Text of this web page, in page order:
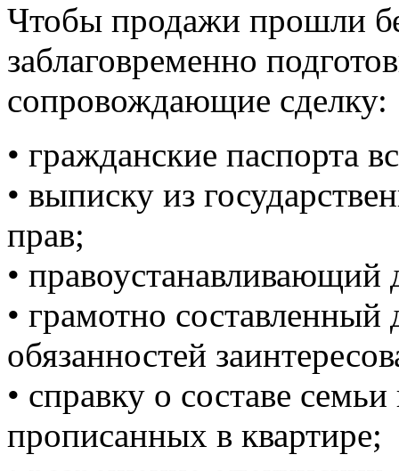
Чтобы продажи прошли
заблаговременно
сопровождающие сделку:
• гражданские паспорта
• выписку из
прав;
•
• грамотно
обязанностей
• справку о составе
прописанных в квартире;